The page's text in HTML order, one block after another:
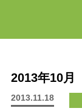
2013年10月
2013.11.18